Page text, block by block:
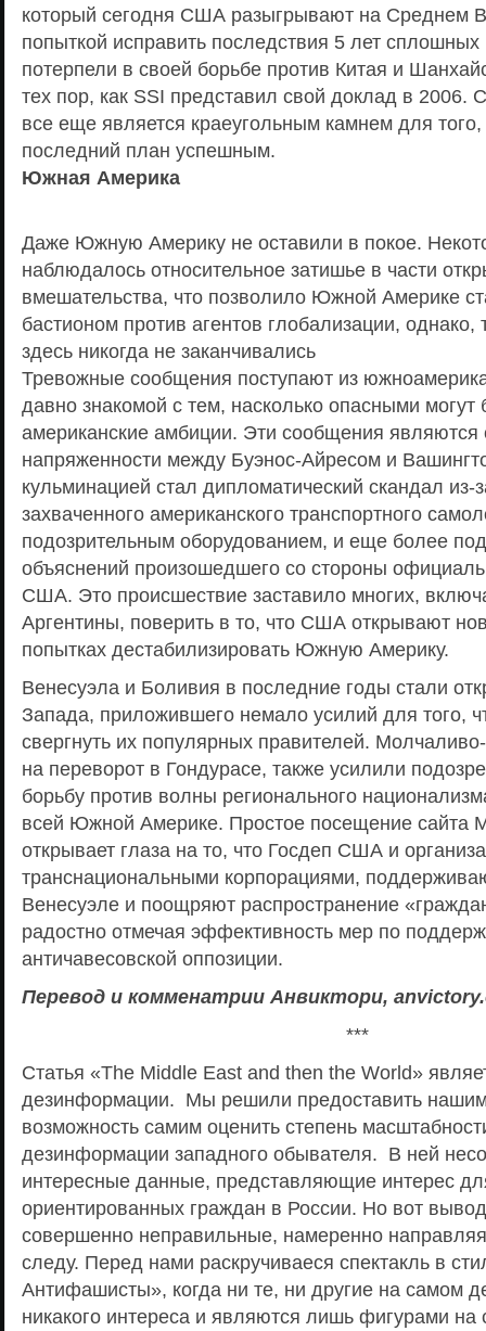
который сегодня США разыгрывают на Среднем
попыткой исправить последствия 5 лет
потерпели в своей борьбе против Китая и
тех пор, как SSI представил свой доклад в
все еще является краеугольным камнем для
последний план успешным.
Южная Америка
Даже Южную Америку не оставили в покое.
наблюдалось относительное затишье в части
вмешательства, что позволило Южной Америке
бастионом против агентов глобализации,
здесь никогда не заканчивались
Тревожные сообщения поступают из
давно знакомой с тем, насколько опасными могут
американские амбиции. Эти сообщения являются
напряженности между Буэнос-Айресом и
кульминацией стал дипломатический скандал из-
захваченного американского транспортного
подозрительным оборудованием, и еще более
объяснений произошедшего со стороны
США. Это происшествие заставило многих,
Аргентины, поверить в то, что США открывают
попытках дестабилизировать Южную Америку.
Венесуэла и Боливия в последние годы стали
Запада, приложившего немало усилий для того,
свергнуть их популярных правителей.
на переворот в Гондурасе, также усилили
борьбу против волны регионального
всей Южной Америке. Простое посещение сайта
открывает глаза на то, что Госдеп США и
транснациональными корпорациями,
Венесуэле и поощряют распространение
радостно отмечая эффективность мер по
античавесовской оппозиции.
Перевод и комменатрии Анвиктори, anvictory
***
Статья «The Middle East and then the World»
дезинформации. Мы решили предоставить
возможность самим оценить степень
дезинформации западного обывателя. В ней
интересные данные, представляющие интерес
ориентированных граждан в России. Но вот
совершенно неправильные, намеренно
следу. Перед нами раскручиваеся спектакль в
Антифашисты», когда ни те, ни другие на самом
никакого интереса и являются лишь фигурами